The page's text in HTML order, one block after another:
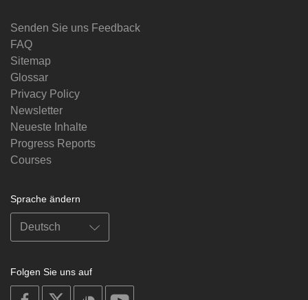
Senden Sie uns Feedback
FAQ
Sitemap
Glossar
Privacy Policy
Newsletter
Neueste Inhalte
Progress Reports
Courses
Sprache ändern
Folgen Sie uns auf
on